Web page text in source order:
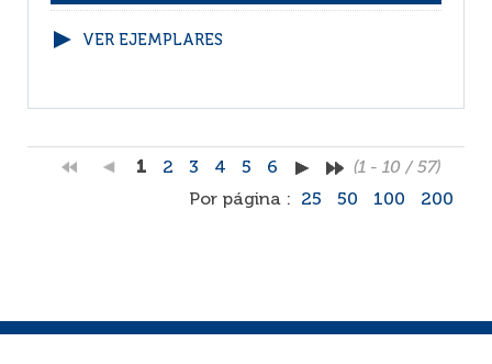
VER EJEMPLARES
1 2 3 4 5 6
(1 - 10 / 57)
Por página :
25 50 100 200